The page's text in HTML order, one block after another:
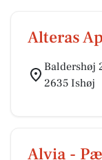
Alteras
Baldershøj
2635 Ishøj
Alvia -